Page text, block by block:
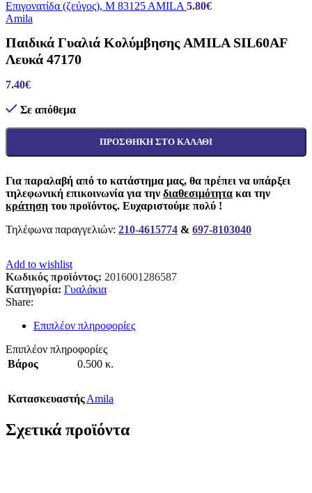
Επιγονατίδα (ζεύγος), M 83125 AMILA 5.80€
Amila
Παιδικά Γυαλιά Κολύμβησης AMILA SIL60AF
Λευκά 47170
7.40€
Σε απόθεμα
ΠΡΟΣΘΉΚΗ ΣΤΟ ΚΑΛΆΘΙ
Για παραλαβή από το κατάστημα μας, θα πρέπει να υπάρξει
τηλεφωνική επικοινωνία για την διαθεσιμότητα και την
κράτηση του προϊόντος. Ευχαριστούμε πολύ !
Τηλέφωνα παραγγελιών: 210-4615774 & 697-8103040
Add to wishlist
Κωδικός προϊόντος: 2016001286587
Κατηγορία: Γυαλάκια
Share:
Επιπλέον πληροφορίες
Επιπλέον πληροφορίες
Βάρος
0.500 κ.
ΚατασκευαστήςAmila
Σχετικά προϊόντα